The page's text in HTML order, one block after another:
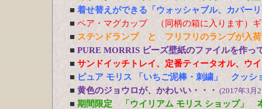
■ 着せ替えができる「ウォッシャブル、カバー
■ ペア・マグカップ （同柄の箱に入ります）
■ ステンドランプ と フリフリのランプが入荷
■ PURE MORRIS ビーズ壁紙のファイルを作っ
■ サンドイッチトレイ、定番ティータオル、ウ
■ ピュア モリス 「いちご泥棒・刺繍」 クッシ
■ 黄色のジョウロが、かわいい・・・ (2017年3月
■ 期間限定 「ウイリアム モリス ショップ」